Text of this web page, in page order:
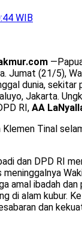
WIB
Jumat (21/5),
dunia, sekitar
Jakarta.
RI, AA
Klemen Tinal
dan DPD RI
amal ibadah dan
di alam kubur.
dan